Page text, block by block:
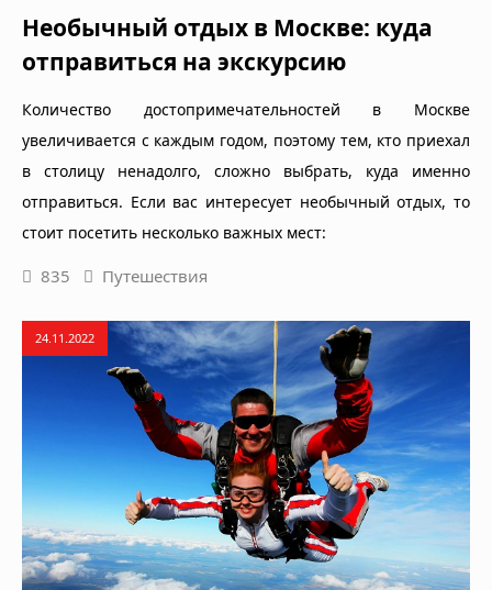
Необычный отдых в Москве: куда
отправиться на экскурсию
Количество достопримечательностей в Москве
увеличивается с каждым годом, поэтому тем, кто приехал
в столицу ненадолго, сложно выбрать, куда именно
отправиться. Если вас интересует необычный отдых, то
стоит посетить несколько важных мест:
835 Путешествия
24.11.2022